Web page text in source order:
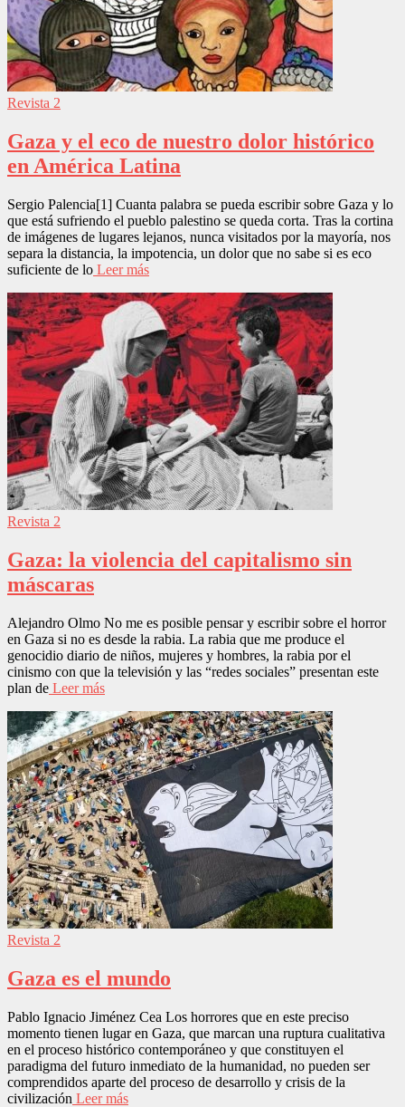
Revista 2
Gaza y el eco de nuestro dolor histórico
en América Latina
Sergio Palencia[1] Cuanta palabra se pueda escribir sobre Gaza y lo
que está sufriendo el pueblo palestino se queda corta. Tras la cortina
de imágenes de lugares lejanos, nunca visitados por la mayoría, nos
separa la distancia, la impotencia, un dolor que no sabe si es eco
suficiente de lo Leer más
Revista 2
Gaza: la violencia del capitalismo sin
máscaras
Alejandro Olmo No me es posible pensar y escribir sobre el horror
en Gaza si no es desde la rabia. La rabia que me produce el
genocidio diario de niños, mujeres y hombres, la rabia por el
cinismo con que la televisión y las “redes sociales” presentan este
plan de Leer más
Revista 2
Gaza es el mundo
Pablo Ignacio Jiménez Cea Los horrores que en este preciso
momento tienen lugar en Gaza, que marcan una ruptura cualitativa
en el proceso histórico contemporáneo y que constituyen el
paradigma del futuro inmediato de la humanidad, no pueden ser
comprendidos aparte del proceso de desarrollo y crisis de la
civilización Leer más